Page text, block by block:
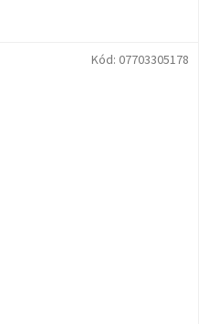
Kód: 07703305178